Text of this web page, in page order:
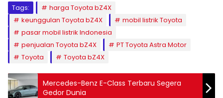
Tags:
harga Toyota bZ4X
keunggulan Toyota bZ4X
mobil listrik Toyota
pasar mobil listrik Indonesia
penjualan Toyota bZ4X
PT Toyota Astra Motor
Toyota
Toyota bZ4X
Mercedes-Benz E-Class Terbaru Segera
Gedor Dunia